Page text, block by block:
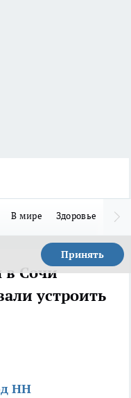
В мире Здоровье
Принять
Сочи
устроить
НН